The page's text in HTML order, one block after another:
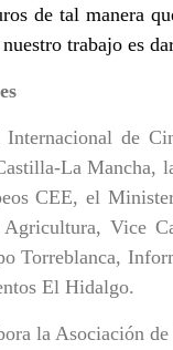
de tal manera
trabajo es
de
La Mancha,
CEE, el
Vice
Torreblanca,
El Hidalgo.
la Asociación